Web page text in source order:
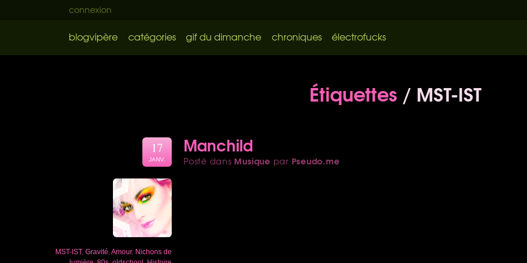
connexion
blogvipère catégories gif du dimanche chroniques électrofucks
Étiquettes / MST-IST
Manchild
Posté dans Musique par Pseudo.me
17
JANV.
MST-IST, Gravité Amour, Nichons de